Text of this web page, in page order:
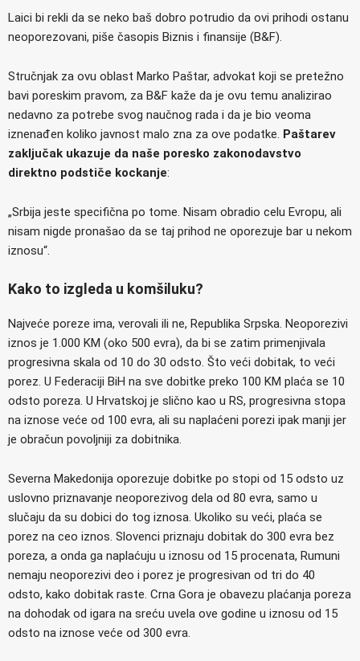
Laici bi rekli da se neko baš dobro potrudio da ovi prihodi ostanu
neoporezovani, piše časopis Biznis i finansije (B&F).
Stručnjak za ovu oblast Marko Paštar, advokat koji se pretežno
bavi poreskim pravom, za B&F kaže da je ovu temu analizirao
nedavno za potrebe svog naučnog rada i da je bio veoma
iznenađen koliko javnost malo zna za ove podatke. Paštarev
zaključak ukazuje da naše poresko zakonodavstvo
direktno podstiče kockanje:
„Srbija jeste specifična po tome. Nisam obradio celu Evropu, ali
nisam nigde pronašao da se taj prihod ne oporezuje bar u nekom
iznosu“.
Kako to izgleda u komšiluku?
Najveće poreze ima, verovali ili ne, Republika Srpska. Neoporezivi
iznos je 1.000 KM (oko 500 evra), da bi se zatim primenjivala
progresivna skala od 10 do 30 odsto. Što veći dobitak, to veći
porez. U Federaciji BiH na sve dobitke preko 100 KM plaća se 10
odsto poreza. U Hrvatskoj je slično kao u RS, progresivna stopa
na iznose veće od 100 evra, ali su naplaćeni porezi ipak manji jer
je obračun povoljniji za dobitnika.
Severna Makedonija oporezuje dobitke po stopi od 15 odsto uz
uslovno priznavanje neoporezivog dela od 80 evra, samo u
slučaju da su dobici do tog iznosa. Ukoliko su veći, plaća se
porez na ceo iznos. Slovenci priznaju dobitak do 300 evra bez
poreza, a onda ga naplaćuju u iznosu od 15 procenata, Rumuni
nemaju neoporezivi deo i porez je progresivan od tri do 40
odsto, kako dobitak raste. Crna Gora je obavezu plaćanja poreza
na dohodak od igara na sreću uvela ove godine u iznosu od 15
odsto na iznose veće od 300 evra.